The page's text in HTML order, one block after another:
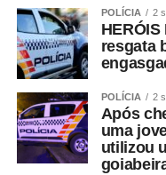
POLÍCIA 2
resgata
POLÍCIA 2
Após
uma
utilizou